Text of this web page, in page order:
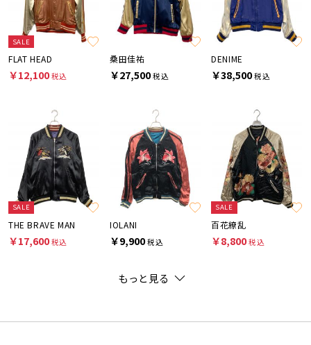
SALE
FLAT HEAD
￥12,100税込
桑田佳祐
￥27,500税込
DENIME
￥38,500税込
SALE
THE BRAVE MAN
￥17,600税込
IOLANI
￥9,900税込
SALE
百花繚乱
￥8,800税込
もっと見る